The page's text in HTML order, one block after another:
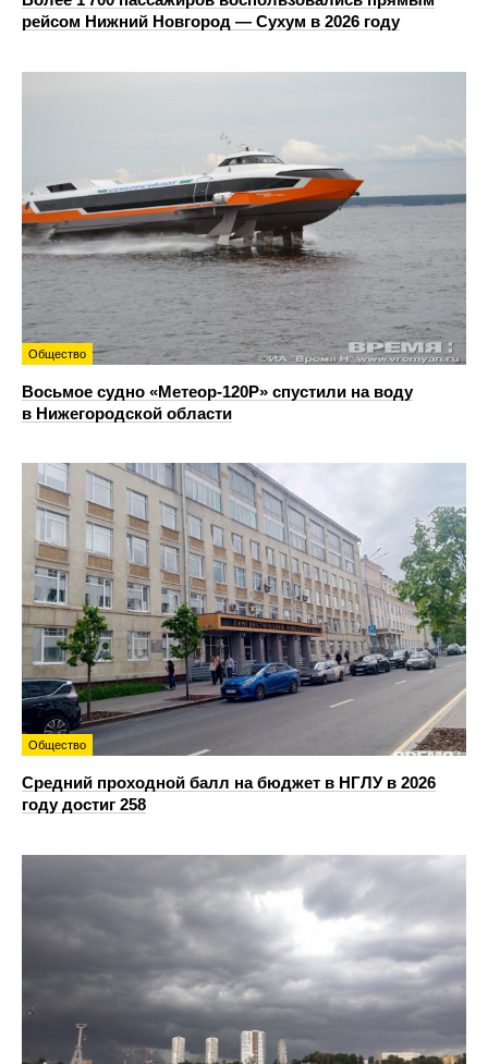
рейсом Нижний Новгород — Сухум в 2026 году
Общество
Восьмое судно «Метеор-120Р» спустили на воду
в Нижегородской области
Общество
Средний проходной балл на бюджет в НГЛУ в 2026
году достиг 258